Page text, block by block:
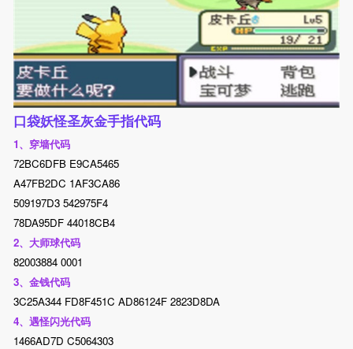
口袋妖怪圣灰金手指代码
1、穿墙代码
72BC6DFB E9CA5465
A47FB2DC 1AF3CA86
509197D3 542975F4
78DA95DF 44018CB4
2、大师球代码
82003884 0001
3、金钱代码
3C25A344 FD8F451C AD86124F 2823D8DA
4、遇怪闪光代码
1466AD7D C5064303